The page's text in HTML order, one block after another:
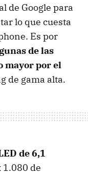
de Google para
lo que cuesta
Es por
de las
mayor por el
de gama alta.
de 6,1
1.080 de